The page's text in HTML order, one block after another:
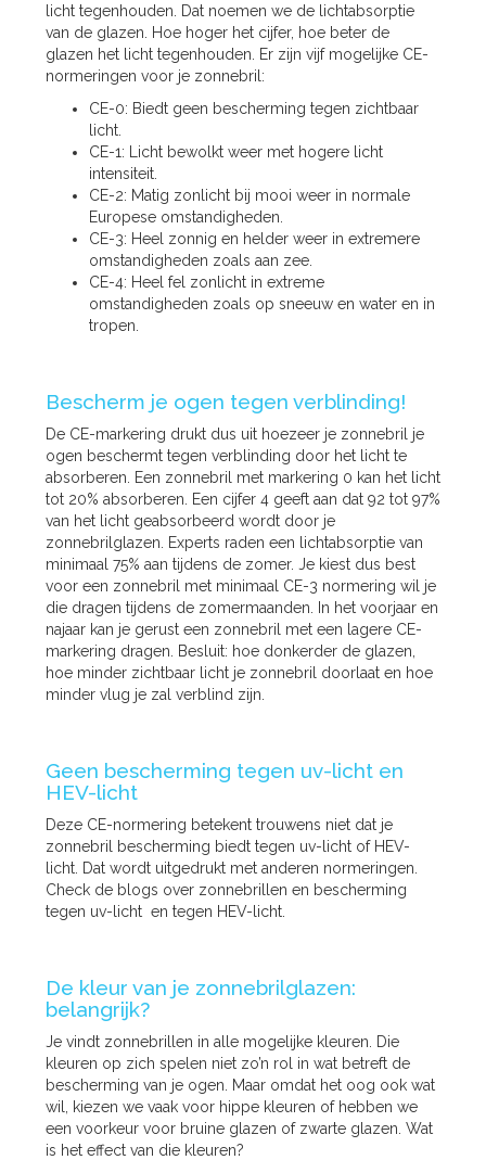
licht tegenhouden. Dat noemen we de lichtabsorptie
van de glazen. Hoe hoger het cijfer, hoe beter de
glazen het licht tegenhouden. Er zijn vijf mogelijke CE-
normeringen voor je zonnebril:
CE-0: Biedt geen bescherming tegen zichtbaar
licht.
CE-1: Licht bewolkt weer met hogere licht
intensiteit.
CE-2: Matig zonlicht bij mooi weer in normale
Europese omstandigheden.
CE-3: Heel zonnig en helder weer in extremere
omstandigheden zoals aan zee.
CE-4: Heel fel zonlicht in extreme
omstandigheden zoals op sneeuw en water en in
tropen.
Bescherm je ogen tegen verblinding!
De CE-markering drukt dus uit hoezeer je zonnebril je
ogen beschermt tegen verblinding door het licht te
absorberen. Een zonnebril met markering 0 kan het licht
tot 20% absorberen. Een cijfer 4 geeft aan dat 92 tot 97%
van het licht geabsorbeerd wordt door je
zonnebrilglazen. Experts raden een lichtabsorptie van
minimaal 75% aan tijdens de zomer. Je kiest dus best
voor een zonnebril met minimaal CE-3 normering wil je
die dragen tijdens de zomermaanden. In het voorjaar en
najaar kan je gerust een zonnebril met een lagere CE-
markering dragen. Besluit: hoe donkerder de glazen,
hoe minder zichtbaar licht je zonnebril doorlaat en hoe
minder vlug je zal verblind zijn.
Geen bescherming tegen uv-licht en
HEV-licht
Deze CE-normering betekent trouwens niet dat je
zonnebril bescherming biedt tegen uv-licht of HEV-
licht. Dat wordt uitgedrukt met anderen normeringen.
Check de blogs over zonnebrillen en bescherming
tegen uv-licht en tegen HEV-licht.
De kleur van je zonnebrilglazen:
belangrijk?
Je vindt zonnebrillen in alle mogelijke kleuren. Die
kleuren op zich spelen niet zo’n rol in wat betreft de
bescherming van je ogen. Maar omdat het oog ook wat
wil, kiezen we vaak voor hippe kleuren of hebben we
een voorkeur voor bruine glazen of zwarte glazen. Wat
is het effect van die kleuren?